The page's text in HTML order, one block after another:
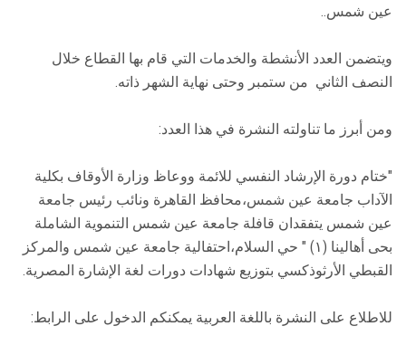
عين شمس..
ويتضمن العدد الأنشطة والخدمات التي قام بها القطاع خلال
النصف الثاني من ستمبر وحتى نهاية الشهر ذاته.
ومن أبرز ما تناولته النشرة في هذا العدد:
"ختام دورة الإرشاد النفسي للائمة ووعاظ وزارة الأوقاف بكلية
الآداب جامعة عين شمس،محافظ القاهرة ونائب رئيس جامعة
عين شمس يتفقدان قافلة جامعة عين شمس التنموية الشاملة
بحى أهالينا (۱) " حي السلام،احتفالية جامعة عين شمس والمركز
القبطي الأرثوذكسي بتوزيع شهادات دورات لغة الإشارة المصرية.
للاطلاع على النشرة باللغة العربية يمكنكم الدخول على الرابط: